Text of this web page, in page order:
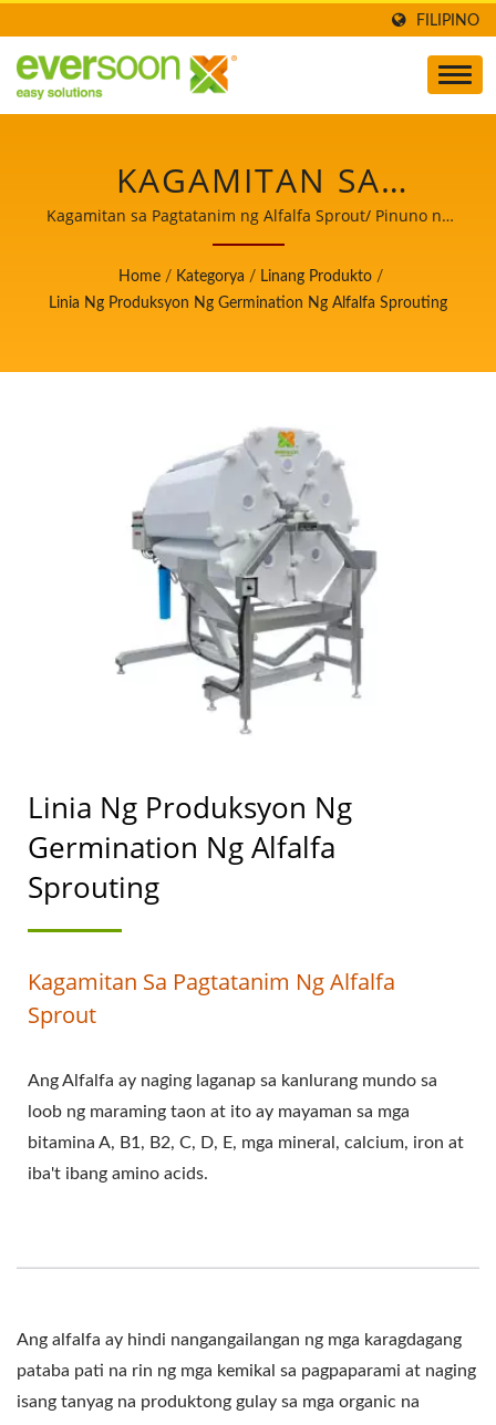
FILIPINO
KAGAMITAN SA
GERMINASYON NG
ALFALFA SPROUTS,
KOMERSYAL NA
MAKINA SA PAG-
SPROUT NG ALFALFA
NA IBINEBENTA, LINYA
NG PRODUKSYON NG
ALFALFA SPROUT,
MAKINA SA
PAGTATANIM NG
KAGAMITAN SA
PAGTATANIM NG
ALFALFA SPROUT./
PINUNO NG MAKINA SA
PAGGAWA NG
AWTOMATIKONG TOFU
AT SOYMILK NA MAY
NANGUNGUNANG
PRAYORIDAD SA
Kagamitan sa Pagtatanim ng Alfalfa Sprout/ Pinuno ng
Makina sa Paggawa ng Awtomatikong Tofu at Soymilk na
may Nangungunang Prayoridad sa Kaligtasan ng
Pagkain.
Home / Kategorya / Linang Produkto /
Linia Ng Produksyon Ng Germination Ng Alfalfa Sprouting
Linia Ng Produksyon Ng
Germination Ng Alfalfa
Sprouting
Kagamitan Sa Pagtatanim Ng Alfalfa
Sprout
Ang Alfalfa ay naging laganap sa kanlurang mundo sa
loob ng maraming taon at ito ay mayaman sa mga
bitamina A, B1, B2, C, D, E, mga mineral, calcium, iron at
iba't ibang amino acids.
Ang alfalfa ay hindi nangangailangan ng mga karagdagang
pataba pati na rin ng mga kemikal sa pagpaparami at naging
isang tanyag na produktong gulay sa mga organic na